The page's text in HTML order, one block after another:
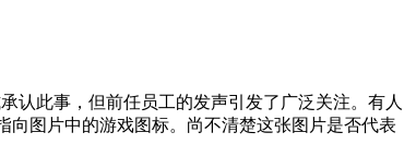
认此事，但前任员工的发声引发了广泛关注。有人
指向图片中的游戏图标。尚不清楚这张图片是否代表